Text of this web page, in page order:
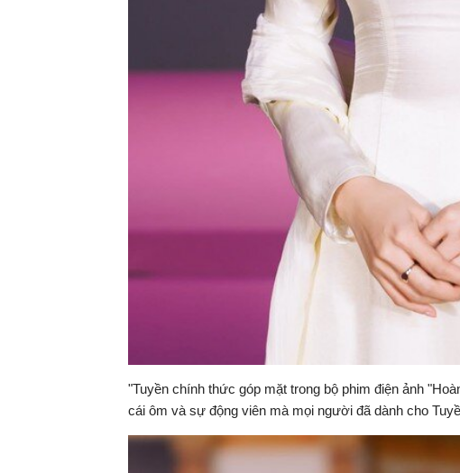
"Tuyền chính thức góp mặt trong bộ phim điện ảnh
cái ôm và sự động viên mà mọi người đã dành cho